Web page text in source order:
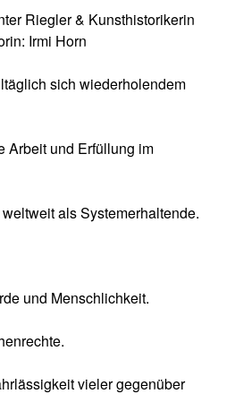
Riegler & Kunsthistorikerin
Irmi Horn
sich wiederholendem
Arbeit und Erfüllung im
als Systemerhaltende.
und Menschlichkeit.
vieler gegenüber